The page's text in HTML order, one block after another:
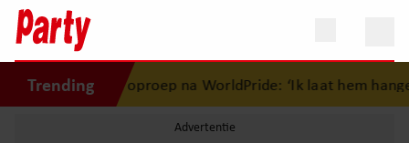
Trending
doet oproep na WorldPride: ‘Ik laat hem hangen,